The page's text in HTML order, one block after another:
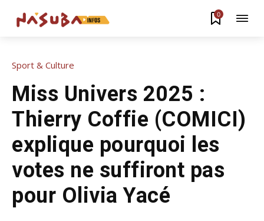
0
Sport & Culture
Miss Univers 2025 :
Thierry Coffie (COMICI)
explique pourquoi les
votes ne suffiront pas
pour Olivia Yacé